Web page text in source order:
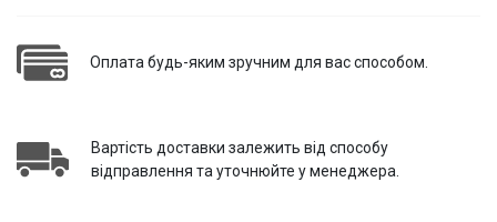
Оплата будь-яким зручним для вас способом.
Вартість доставки залежить від способу
відправлення та уточнюйте у менеджера.